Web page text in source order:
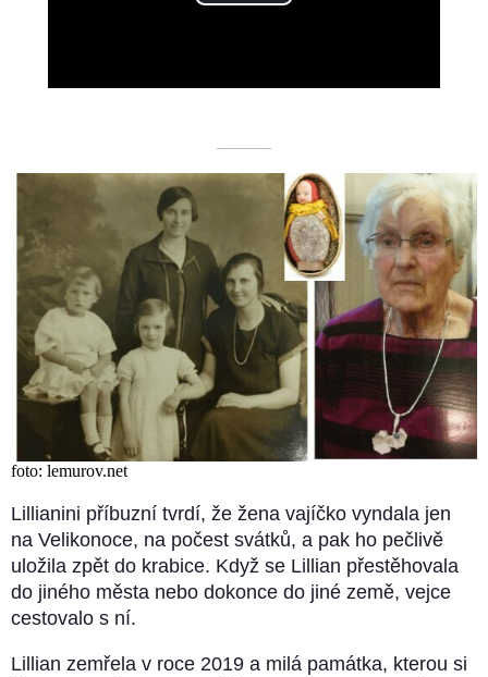
––––––––––
foto: lemurov.net
Lillianini příbuzní tvrdí, že žena vajíčko vyndala jen
na Velikonoce, na počest svátků, a pak ho pečlivě
uložila zpět do krabice. Když se Lillian přestěhovala
do jiného města nebo dokonce do jiné země, vejce
cestovalo s ní.
Lillian zemřela v roce 2019 a milá památka, kterou si